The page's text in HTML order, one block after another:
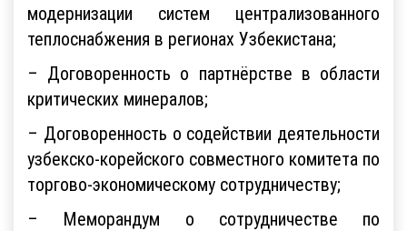
модернизации систем централизованного
теплоснабжения в регионах Узбекистана;
– Договоренность о партнёрстве в области
критических минералов;
– Договоренность о содействии деятельности
узбекско-корейского совместного комитета по
торгово-экономическому сотрудничеству;
– Меморандум о сотрудничестве по